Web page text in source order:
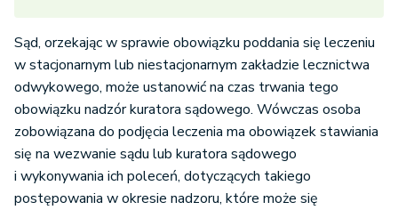
Sąd, orzekając w sprawie obowiązku poddania się leczeniu
w stacjonarnym lub niestacjonarnym zakładzie lecznictwa
odwykowego, może ustanowić na czas trwania tego
obowiązku nadzór kuratora sądowego. Wówczas osoba
zobowiązana do podjęcia leczenia ma obowiązek stawiania
się na wezwanie sądu lub kuratora sądowego
i wykonywania ich poleceń, dotyczących takiego
postępowania w okresie nadzoru, które może się